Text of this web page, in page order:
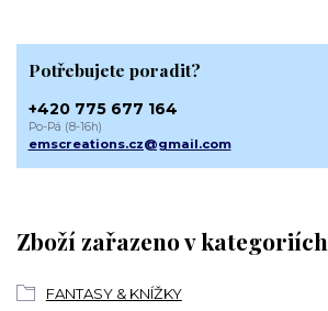
Zboží zařazeno v kategoriích
FANTASY & KNÍŽKY
Potřebujete poradit?
+420 775 677 164
Po-Pá (8-16h)
emscreations.cz@gmail.com